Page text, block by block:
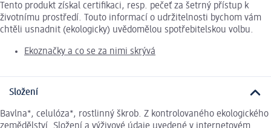
Tento produkt získal certifikaci, resp. pečeť za šetrný přístup k
životnímu prostředí. Touto informací o udržitelnosti bychom vám
chtěli usnadnit (ekologicky) uvědomělou spotřebitelskou volbu.
Ekoznačky a co se za nimi skrývá
Složení
Bavlna*, celulóza*, rostlinný škrob. Z kontrolovaného ekologického